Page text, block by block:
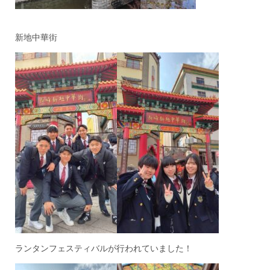
新地中華街
ランタンフェスティバルが行われていました！